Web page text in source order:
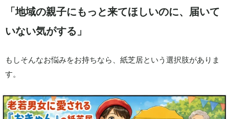
「地域の親子にもっと来てほしいのに、届いて
いない気がする」
もしそんなお悩みをお持ちなら、紙芝居という選択肢がありま
す。